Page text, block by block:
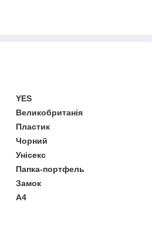
YES
Великобританія
Пластик
Чорний
Унісекс
Папка-портфель
Замок
А4